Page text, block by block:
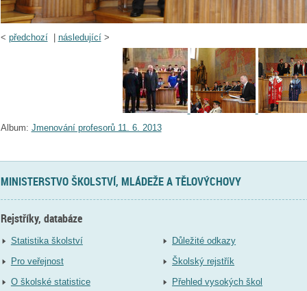
< předchozí| následující>
Album: Jmenování profesorů 11. 6. 2013
MINISTERSTVO ŠKOLSTVÍ, MLÁDEŽE A TĚLOVÝCHOVY
Rejstříky, databáze
Statistika školství
Pro veřejnost
O školské statistice
Důležité odkazy
Školský rejstřík
Přehled vysokých škol